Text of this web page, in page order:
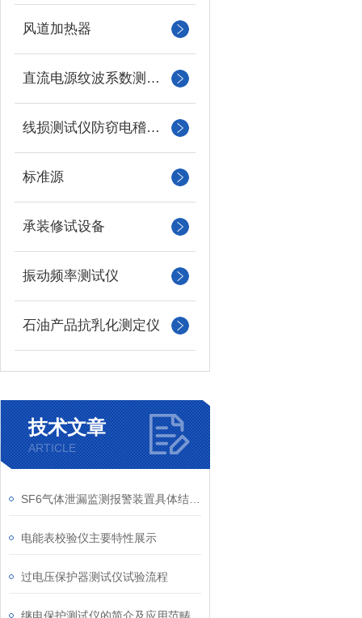
风道加热器
直流电源纹波系数测试仪
线损测试仪防窃电稽查仪
标准源
承装修试设备
振动频率测试仪
石油产品抗乳化测定仪
技术文章
ARTICLE
电能表校验仪主要特性展示
过电压保护器测试仪试验流程